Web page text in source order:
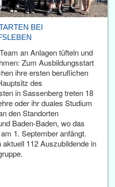
BEI
an Anlagen tüfteln und
Zum Ausbildungsstart
ihre ersten beruflichen
des
in Sassenberg treten 18
oder ihr duales Studium
den Standorten
Baden-Baden, wo das
1. September anfängt.
112 Auszubildende in